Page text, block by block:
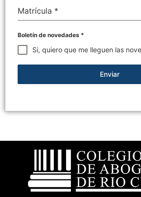
Matrícula *
Boletín de novedades *
Si, quiero que me lleguen las
Enviar